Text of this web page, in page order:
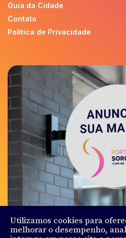
Guia da Cidade
Contato
Política de Privacidade
Utilizamos cookies para
melhorar o desempenho,